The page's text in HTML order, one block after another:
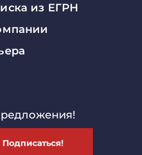
из ЕГРН
Подписаться!